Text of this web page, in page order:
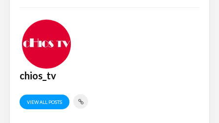
chios_tv
VIEW ALL POSTS